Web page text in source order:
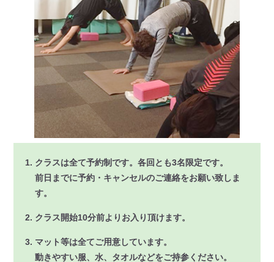
クラスは全て予約制です。各回とも3名限定です。
前日までに予約・キャンセルのご連絡をお願い致しま
す。
クラス開始10分前よりお入り頂けます。
マット等は全てご用意しています。
動きやすい服、水、タオルなどをご持参ください。